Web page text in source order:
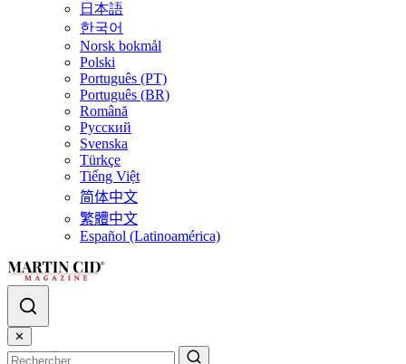
日本語
한국어
Norsk bokmål
Polski
Português (PT)
Português (BR)
Română
Русский
Svenska
Türkçe
Tiếng Việt
简体中文
繁體中文
Español (Latinoamérica)
✕